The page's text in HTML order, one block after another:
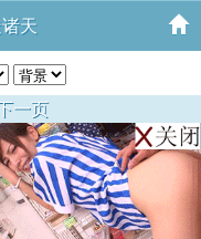
天
一页